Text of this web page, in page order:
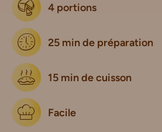
4 portions
25 min de préparation
15 min de cuisson
Facile